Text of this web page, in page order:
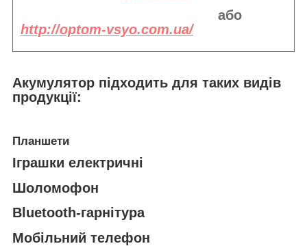
або
http://optom-vsyo.com.ua/
Акумулятор підходить для таких видів
продукції:
Планшети
Іграшки електричні
Шоломофон
Bluetooth-гарнітура
Мобільний телефон